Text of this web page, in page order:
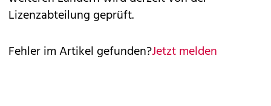
Lizenzabteilung geprüft.
Fehler im Artikel gefunden?Jetzt melden